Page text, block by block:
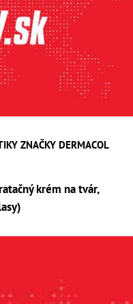
ZNAČKY DERMACOL
krém na tvár,